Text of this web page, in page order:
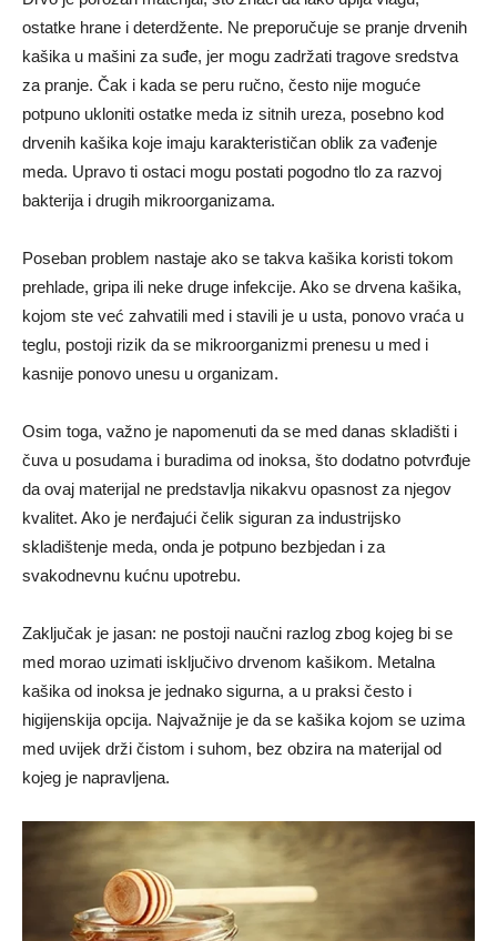
ostatke hrane i deterdžente. Ne preporučuje se pranje drvenih
kašika u mašini za suđe, jer mogu zadržati tragove sredstva
za pranje. Čak i kada se peru ručno, često nije moguće
potpuno ukloniti ostatke meda iz sitnih ureza, posebno kod
drvenih kašika koje imaju karakterističan oblik za vađenje
meda. Upravo ti ostaci mogu postati pogodno tlo za razvoj
bakterija i drugih mikroorganizama.
Poseban problem nastaje ako se takva kašika koristi tokom
prehlade, gripa ili neke druge infekcije. Ako se drvena kašika,
kojom ste već zahvatili med i stavili je u usta, ponovo vraća u
teglu, postoji rizik da se mikroorganizmi prenesu u med i
kasnije ponovo unesu u organizam.
Osim toga, važno je napomenuti da se med danas skladišti i
čuva u posudama i buradima od inoksa, što dodatno potvrđuje
da ovaj materijal ne predstavlja nikakvu opasnost za njegov
kvalitet. Ako je nerđajući čelik siguran za industrijsko
skladištenje meda, onda je potpuno bezbjedan i za
svakodnevnu kućnu upotrebu.
Zaključak je jasan: ne postoji naučni razlog zbog kojeg bi se
med morao uzimati isključivo drvenom kašikom. Metalna
kašika od inoksa je jednako sigurna, a u praksi često i
higijenskija opcija. Najvažnije je da se kašika kojom se uzima
med uvijek drži čistom i suhom, bez obzira na materijal od
kojeg je napravljena.